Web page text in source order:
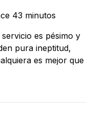
43 minutos
es pésimo y
pura ineptitud,
es mejor que